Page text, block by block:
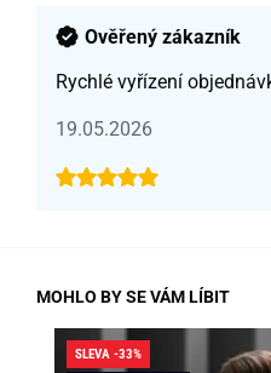
Ověřený zákazník
Rychlé vyřízení
19.05.2026
MOHLO BY SE VÁM LÍBIT
SLEVA -33%